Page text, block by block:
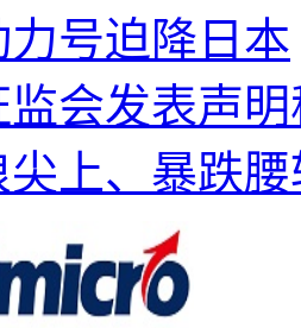
力号迫降日本
监会发表声
尖上、暴跌